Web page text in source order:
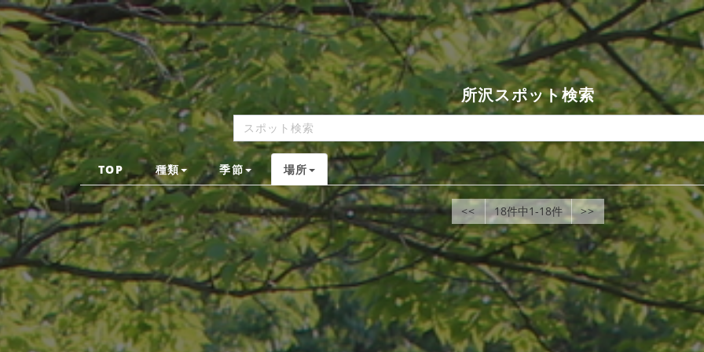
所沢スポット検索
TOP 種類 季節 場所
<< 18件中1-18件 >>